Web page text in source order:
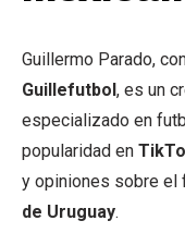
Guillermo Parado,
Guillefutbol, es un
especializado en
popularidad en
y opiniones sobre el
de Uruguay.